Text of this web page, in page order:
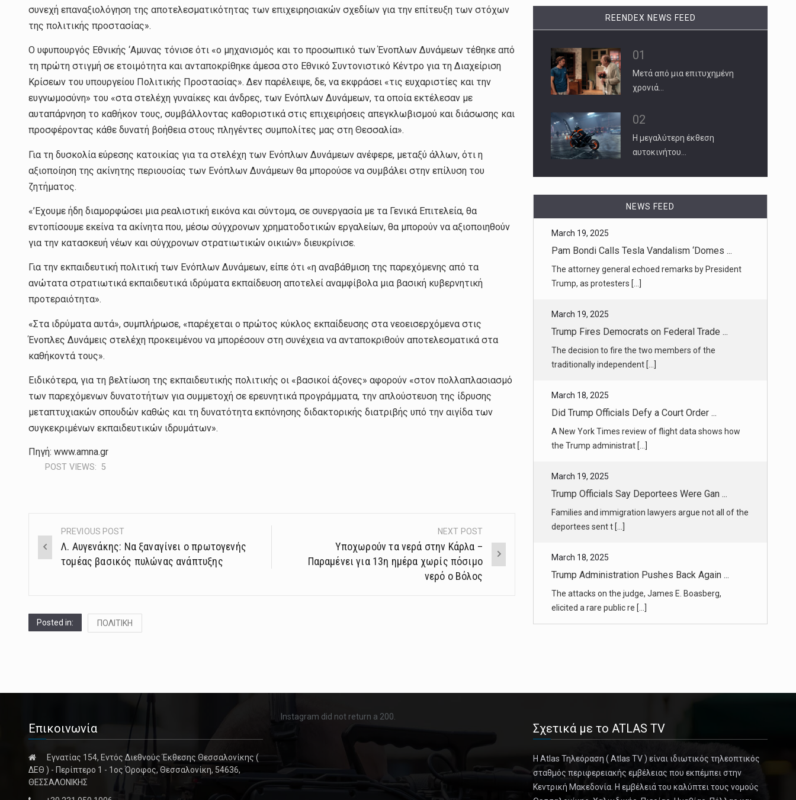
συνεχή επαναξιολόγηση της αποτελεσματικότητας των επιχειρησιακών σχεδίων για την επίτευξη των στόχων
της πολιτικής προστασίας».
Ο υφυπουργός Εθνικής ‘Αμυνας τόνισε ότι «ο μηχανισμός και το προσωπικό των Ένοπλων Δυνάμεων τέθηκε από
τη πρώτη στιγμή σε ετοιμότητα και ανταποκρίθηκε άμεσα στο Εθνικό Συντονιστικό Κέντρο για τη Διαχείριση
Κρίσεων του υπουργείου Πολιτικής Προστασίας». Δεν παρέλειψε, δε, να εκφράσει «τις ευχαριστίες και την
ευγνωμοσύνη» του «στα στελέχη γυναίκες και άνδρες, των Ενόπλων Δυνάμεων, τα οποία εκτέλεσαν με
αυταπάρνηση το καθήκον τους, συμβάλλοντας καθοριστικά στις επιχειρήσεις απεγκλωβισμού και διάσωσης και
προσφέροντας κάθε δυνατή βοήθεια στους πληγέντες συμπολίτες μας στη Θεσσαλία».
Για τη δυσκολία εύρεσης κατοικίας για τα στελέχη των Ενόπλων Δυνάμεων ανέφερε, μεταξύ άλλων, ότι η
αξιοποίηση της ακίνητης περιουσίας των Ενόπλων Δυνάμεων θα μπορούσε να συμβάλει στην επίλυση του
ζητήματος.
«’Εχουμε ήδη διαμορφώσει μια ρεαλιστική εικόνα και σύντομα, σε συνεργασία με τα Γενικά Επιτελεία, θα
εντοπίσουμε εκείνα τα ακίνητα που, μέσω σύγχρονων χρηματοδοτικών εργαλείων, θα μπορούν να αξιοποιηθούν
για την κατασκευή νέων και σύγχρονων στρατιωτικών οικιών» διευκρίνισε.
Για την εκπαιδευτική πολιτική των Ενόπλων Δυνάμεων, είπε ότι «η αναβάθμιση της παρεχόμενης από τα
ανώτατα στρατιωτικά εκπαιδευτικά ιδρύματα εκπαίδευση αποτελεί αναμφίβολα μια βασική κυβερνητική
προτεραιότητα».
«Στα ιδρύματα αυτά», συμπλήρωσε, «παρέχεται ο πρώτος κύκλος εκπαίδευσης στα νεοεισερχόμενα στις
Ένοπλες Δυνάμεις στελέχη προκειμένου να μπορέσουν στη συνέχεια να ανταποκριθούν αποτελεσματικά στα
καθήκοντά τους».
Ειδικότερα, για τη βελτίωση της εκπαιδευτικής πολιτικής οι «βασικοί άξονες» αφορούν «στον πολλαπλασιασμό
των παρεχόμενων δυνατοτήτων για συμμετοχή σε ερευνητικά προγράμματα, την απλούστευση της ίδρυσης
μεταπτυχιακών σπουδών καθώς και τη δυνατότητα εκπόνησης διδακτορικής διατριβής υπό την αιγίδα των
συγκεκριμένων εκπαιδευτικών ιδρυμάτων».
Πηγή: www.amna.gr
POST VIEWS: 5
Post
navigation
PREVIOUS POST
Λ. Αυγενάκης: Να ξαναγίνει ο πρωτογενής
τομέας βασικός πυλώνας ανάπτυξης
NEXT POST
Υποχωρούν τα νερά στην Κάρλα –
Παραμένει για 13η ημέρα χωρίς πόσιμο
νερό ο Βόλος
Posted in: ΠΟΛΙΤΙΚΗ
REENDEX NEWS FEED
01
Μετά από μια επιτυχημένη
χρονιά…
02
Η μεγαλύτερη έκθεση
αυτοκινήτου…
NEWS FEED
The attorney general echoed remarks by President
March 19, 2025
Trump Fires Democrats on Federal Trade ...
The decision to fire the two members of the
March 18, 2025
Did Trump Officials Defy a Court Order ...
A New York Times review of flight data shows how
March 19, 2025
Trump Officials Say Deportees Were Gan ...
Families and immigration lawyers argue not all of the
March 18, 2025
Trump Administration Pushes Back Again ...
The attacks on the judge, James E. Boasberg,
March 18, 2025
‘We Finally Got You.’ Immigrant-Rights ...
Jeanette Vizguerra, who made national news
evading deportation in a ch [...]
Why the newly released documents won’t put out the
March 19, 2025
Historians Take Wait-and-See Approach ...
Scholars say the papers are unlikely to include
dramatic revelations b [...]
Επικοινωνία
Εγνατίας 154, Εντός Διεθνούς Έκθεσης Θεσσαλονίκης (
ΔΕΘ ) - Περίπτερο 1 - 1ος Όροφος, Θεσσαλονίκη, 54636,
ΘΕΣΣΑΛΟΝΙΚΗΣ
Instagram did not return a 200.
Σχετικά με το ATLAS TV
Η Atlas Τηλεόραση ( Atlas TV ) είναι ιδιωτικός τηλεοπτικός
σταθμός περιφερειακής εμβέλειας που εκπέμπει στην
Κεντρική Μακεδονία. Η εμβέλειά του καλύπτει τους νομούς